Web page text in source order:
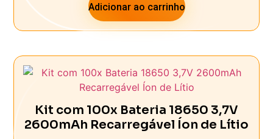
Adicionar ao carrinho
Kit com 100x Bateria 18650 3,7V
2600mAh Recarregável Íon de Lítio